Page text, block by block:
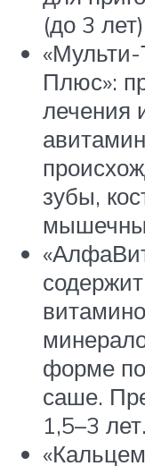
(до 3
Плюс»:
лечения
зубы,
форме
саше.
1,5–3 лет.